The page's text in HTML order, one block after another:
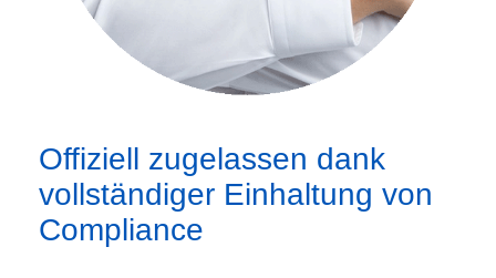
Offiziell zugelassen dank
vollständiger Einhaltung von
Compliance